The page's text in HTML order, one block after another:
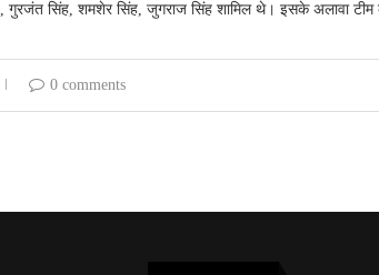
गुरजंत सिंह, शमशेर सिंह, जुगराज सिंह शामिल थे। इसके अलावा
0 comments